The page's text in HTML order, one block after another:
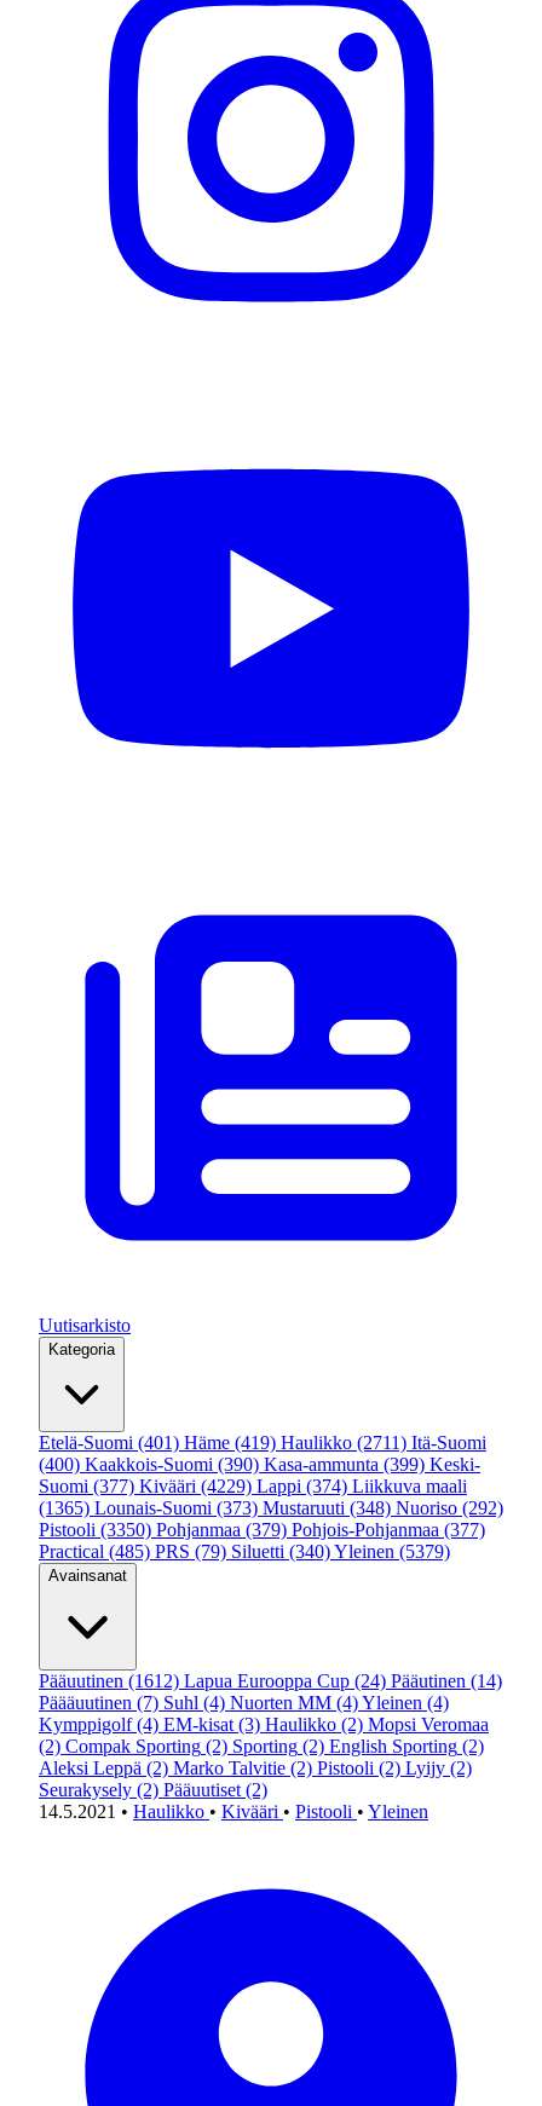
Uutisarkisto
Kategoria
Etelä-Suomi (401) Häme (419) Haulikko (2711) Itä-Suomi
(400) Kaakkois-Suomi (390) Kasa-ammunta (399) Keski-
Suomi (377) Kivääri (4229) Lappi (374) Liikkuva maali
(1365) Lounais-Suomi (373) Mustaruuti (348) Nuoriso (292)
Pistooli (3350) Pohjanmaa (379) Pohjois-Pohjanmaa (377)
Practical (485) PRS (79) Siluetti (340)Yleinen (5379)
Avainsanat
Pääuutinen (1612) Lapua Eurooppa Cup (24) Pääutinen (14)
Päääuutinen (7) Suhl (4) Nuorten MM (4)Yleinen (4)
Kymppigolf (4) EM-kisat (3) Haulikko (2) Mopsi Veromaa
(2) Compak Sporting (2) Sporting (2) English Sporting (2)
Aleksi Leppä (2) Marko Talvitie (2) Pistooli (2) Lyijy (2)
Seurakysely (2) Pääuutiset (2)
14.5.2021 • Haulikko • Kivääri • Pistooli • Yleinen